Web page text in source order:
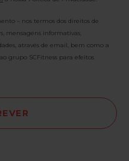
– nos termos dos direitos de
mensagens informativas,
através de email, bem como a
grupo SCFitness para efeitos